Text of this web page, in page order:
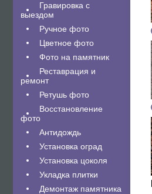
Гравировка с
выездом
Ручное фото
Цветное фото
Фото на памятник
Реставрация и
ремонт
Ретушь фото
Восстановление
фото
Антидождь
Установка оград
Установка цоколя
Укладка плитки
Демонтаж памятника